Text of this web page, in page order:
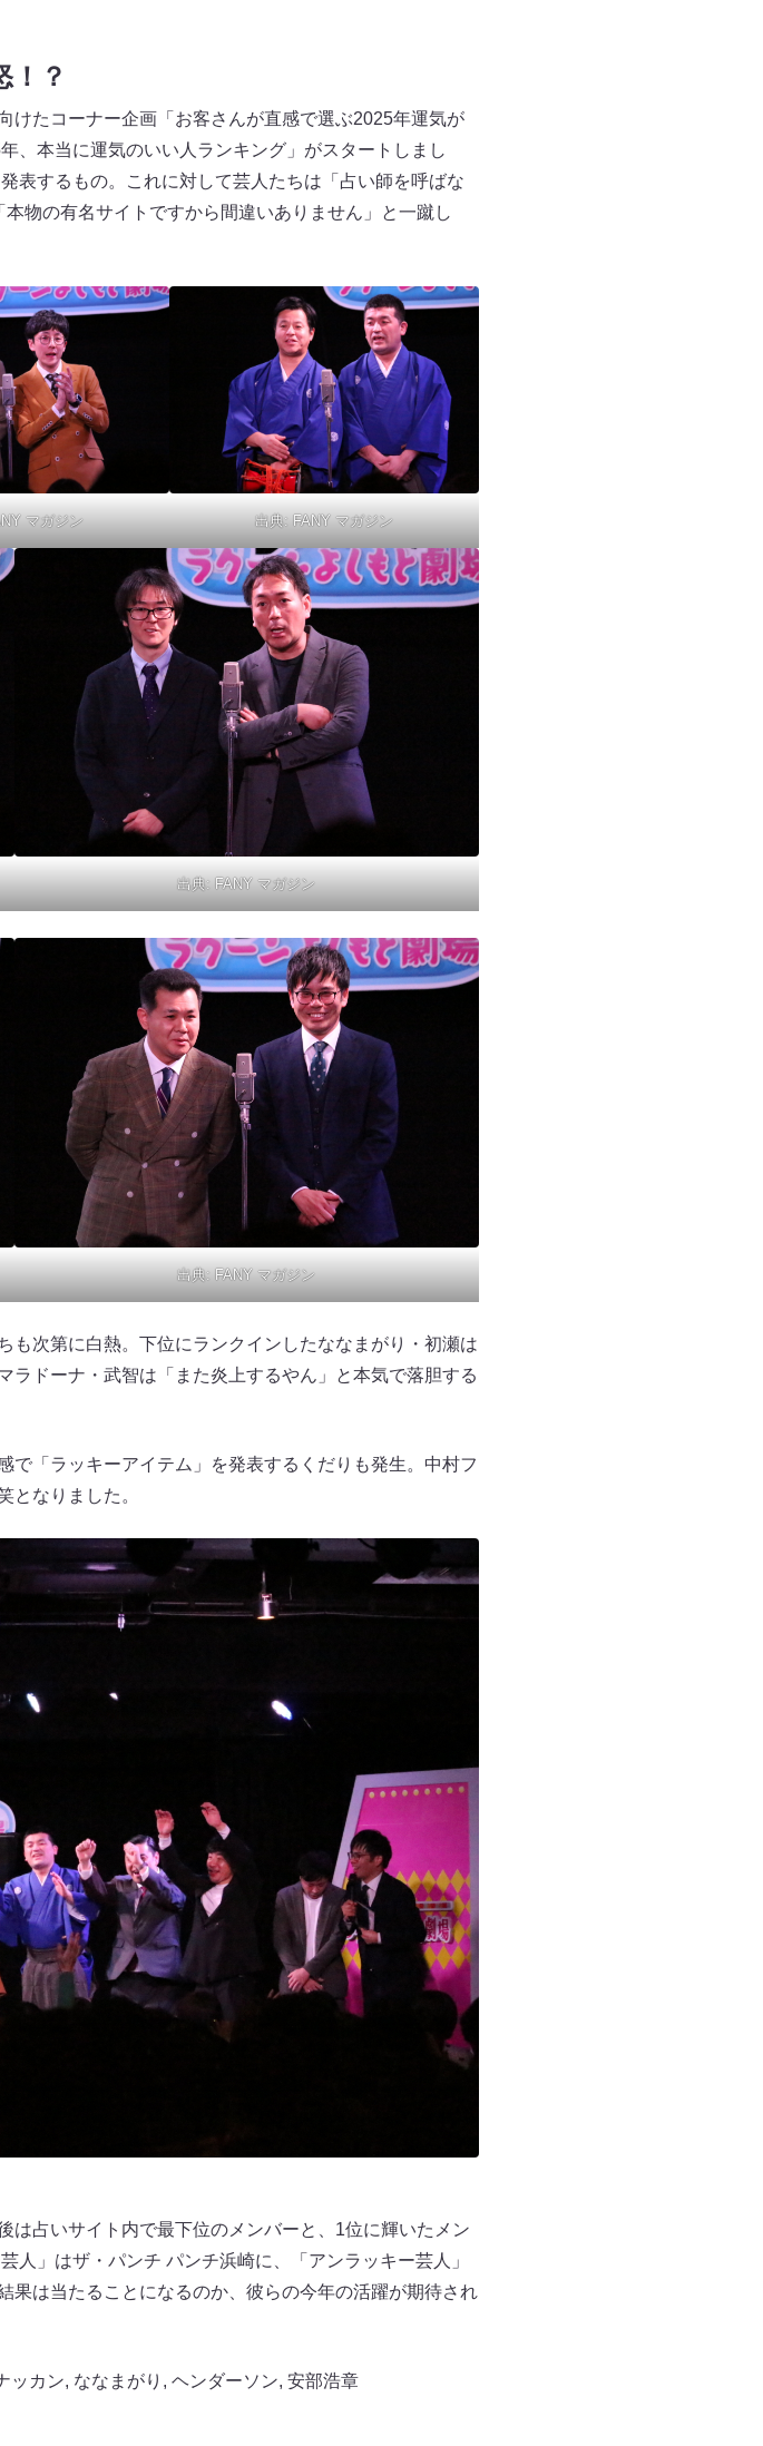
！？
けたコーナー企画「お客さんが直感で選ぶ2025年運気が
、本当に運気のいい人ランキング」がスタートしまし
表するもの。これに対して芸人たちは「占い師を呼ばな
物の有名サイトですから間違いありません」と一蹴し
マガジン 出典: FANY マガジン
出典: FANY マガジン
出典: FANY マガジン
次第に白熱。下位にランクインしたななまがり・初瀬は
ラドーナ・武智は「また炎上するやん」と本気で落胆する
で「ラッキーアイテム」を発表するくだりも発生。中村フ
となりました。
は占いサイト内で最下位のメンバーと、1位に輝いたメン
」はザ・パンチ パンチ浜崎に、「アンラッキー芸人」
果は当たることになるのか、彼らの今年の活躍が期待され
ッカン, ななまがり , ヘンダーソン, 安部浩章